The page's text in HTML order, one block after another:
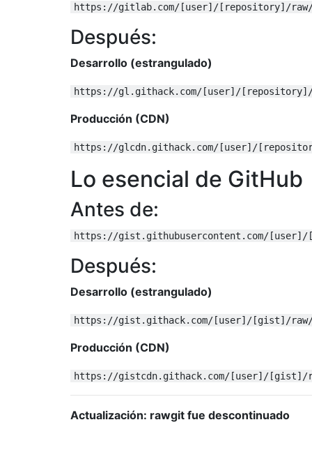
https://gitlab.com/[user]/[repository]/
Después:
Desarrollo (estrangulado)
https://gl.githack.com/[user]/
Producción (CDN)
https://glcdn.githack.com/[user]/
Lo esencial de GitHub
Antes de:
https://gist.githubusercontent.com/
Después:
Desarrollo (estrangulado)
https://gist.githack.com/[user]/[gist]/
Producción (CDN)
https://gistcdn.githack.com/[user]/[gist]/
Actualización: rawgit fue descontinuado